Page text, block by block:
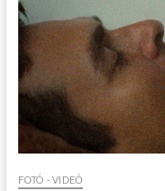
FOTÓ - VIDEÓ